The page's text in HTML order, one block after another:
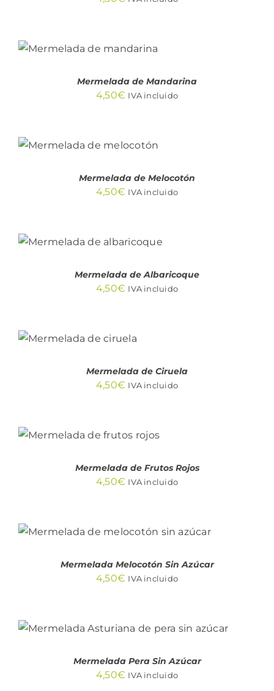
CARRITO
/
Mermelada de Mandarina
4,50€ IVA incluido
CARRITO
/
Mermelada de Melocotón
4,50€ IVA incluido
/
Mermelada de Albaricoque
4,50€ IVA incluido
CARRITO
/
Mermelada de Ciruela
4,50€ IVA incluido
/
Mermelada de Frutos Rojos
4,50€ IVA incluido
AÑADIR AL CARRITO
/
Mermelada Melocotón Sin Azúcar
4,50€ IVA incluido
AÑADIR AL CARRITO
/
Mermelada Pera Sin Azúcar
4,50€ IVA incluido